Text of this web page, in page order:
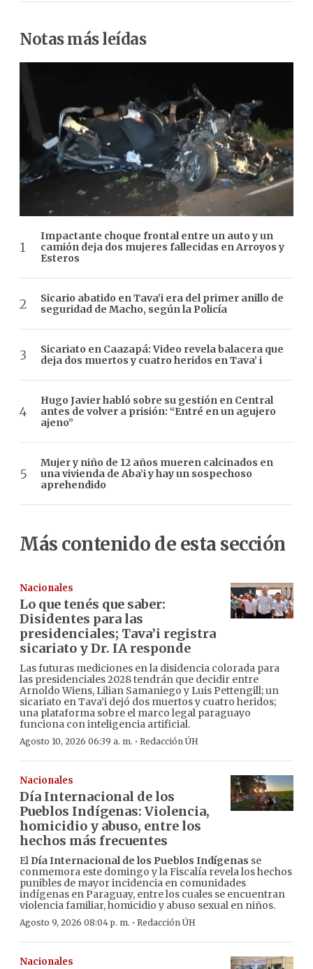
Notas más leídas
Impactante choque frontal entre un auto y un
camión deja dos mujeres fallecidas en Arroyos y
Esteros
Sicario abatido en Tava’i era del primer anillo de
seguridad de Macho, según la Policía
Sicariato en Caazapá: Video revela balacera que
deja dos muertos y cuatro heridos en Tava’ i
Hugo Javier habló sobre su gestión en Central
antes de volver a prisión: “Entré en un agujero
ajeno”
Mujer y niño de 12 años mueren calcinados en
una vivienda de Aba’i y hay un sospechoso
aprehendido
Más contenido de esta sección
Nacionales
Lo que tenés que saber:
Disidentes para las
presidenciales; Tava’i registra
sicariato y Dr. IA responde
Las futuras mediciones en la disidencia colorada para
las presidenciales 2028 tendrán que decidir entre
Arnoldo Wiens, Lilian Samaniego y Luis Pettengill; un
sicariato en Tava’i dejó dos muertos y cuatro heridos;
una plataforma sobre el marco legal paraguayo
funciona con inteligencia artificial.
Agosto 10, 2026 06:39 a. m. · Redacción ÚH
Nacionales
Día Internacional de los
Pueblos Indígenas: Violencia,
homicidio y abuso, entre los
hechos más frecuentes
El Día Internacional de los Pueblos Indígenas se
conmemora este domingo y la Fiscalía revela los hechos
punibles de mayor incidencia en comunidades
indígenas en Paraguay, entre los cuales se encuentran
violencia familiar, homicidio y abuso sexual en niños.
Agosto 9, 2026 08:04 p. m. · Redacción ÚH
Nacionales